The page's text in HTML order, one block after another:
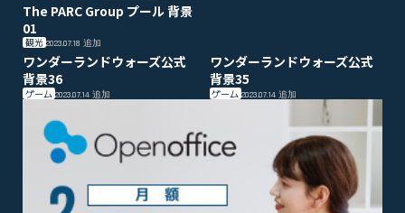
The PARC Group プール 背景
01
観光 2023.07.18 追加
ワンダーランドウォーズ公式
背景36
ゲーム 2023.07.14 追加
ワンダーランドウォーズ公式
背景35
ゲーム 2023.07.14追加